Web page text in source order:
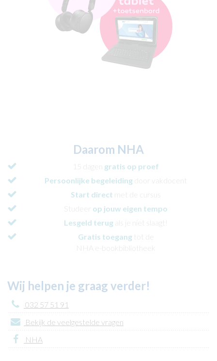
Daarom NHA
15 dagen gratis op proef
Persoonlijke begeleiding door vakdocent
Start direct met de cursus
Studeer op jouw eigen tempo
Lesgeld terug als je niet slaagt!
Gratis toegangtot de
NHA e-bookbibliotheek
Wij helpen je graag verder!
032 57 51 91
Bekijk de veelgestelde vragen
NHA